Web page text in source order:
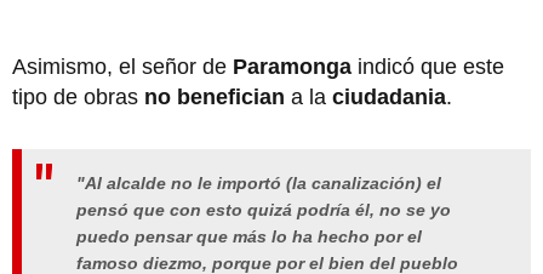
Asimismo, el señor de Paramonga indicó que este
tipo de obras no benefician a la ciudadania.
"Al alcalde no le importó (la canalización) el
pensó que con esto quizá podría él, no se yo
puedo pensar que más lo ha hecho por el
famoso diezmo, porque por el bien del pueblo